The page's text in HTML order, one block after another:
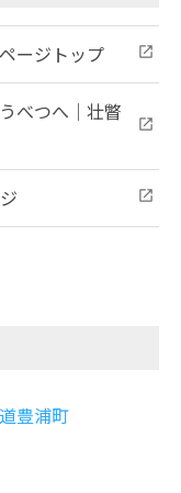
ージトップ
べつへ｜壮瞥
豊浦町